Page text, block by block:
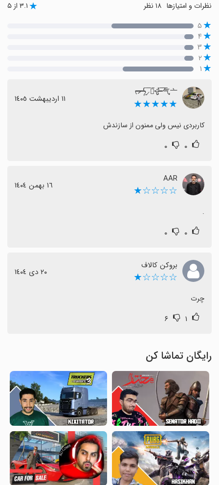
نظرات و امتیازها ۳.۱ از ۵
۵
۴
۳
۲
۱
ᡕᠵ᠊ᡃ່࡚ࠢ࠘⸝່ࠡ᠊߯ᡁࠣ࠘᠊᠊ࠢ࠘气亠
★★★★★ ١١ اردیبهشت ١٤٠٥
کاربردی نیس ولی ممنون از سازندش
۰ ۰
AAR
☆☆☆☆★ ١٦ بهمن ١٤٠٤
.
۰ ۰
بروکن کالاف
☆☆☆☆★ ٢٠ دی ١٤٠٤
چرت
۱ ۶
رایگان تماشا کن